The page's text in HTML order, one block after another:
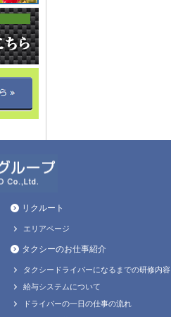
リクルート
エリアページ
タクシーのお仕事紹介
タクシードライバーになるまでの研修内容
給与システムについて
ドライバーの一日の仕事の流れ